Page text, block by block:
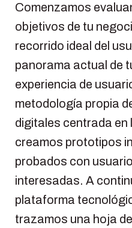
Comenzamos
objetivos de tu
recorrido ideal del
panorama actual de
experiencia de
metodología propia
digitales centrada
creamos prototipos
probados con
interesadas. A
plataforma
trazamos una hoja